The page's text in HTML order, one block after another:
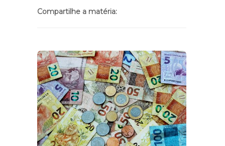
Compartilhe a matéria: